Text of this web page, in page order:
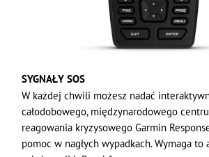
SYGNAŁY SOS
W każdej chwili możesz nadać
całodobowego, międzynarodowego
reagowania kryzysowego Garmin
pomoc w nagłych wypadkach. Wymaga to